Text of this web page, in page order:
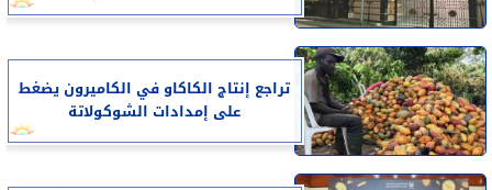
تراجع إنتاج الكاكاو في الكاميرون يضغط
على إمدادات الشوكولاتة